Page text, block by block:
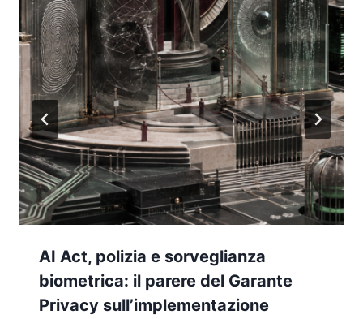
AI Act, polizia e sorveglianza
biometrica: il parere del Garante
Privacy sull’implementazione